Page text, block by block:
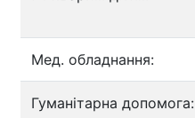
Мед. обладнання:
Гуманітарна допомога: